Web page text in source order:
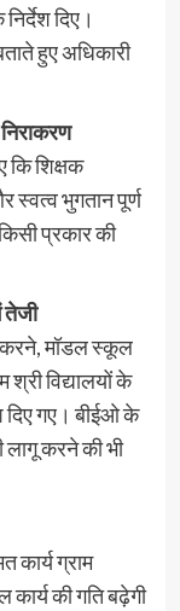
दिए।
हुए अधिकारी
कि शिक्षक
स्वत्व भुगतान पूर्ण
प्रकार की
तेजी
करने, मॉडल स्कूल
विद्यालयों के
दिए गए। बीईओ के
लागू करने की भी
कार्य ग्राम
की गति बढ़ेगी